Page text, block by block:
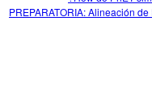
PREPARATORIA: Alineación